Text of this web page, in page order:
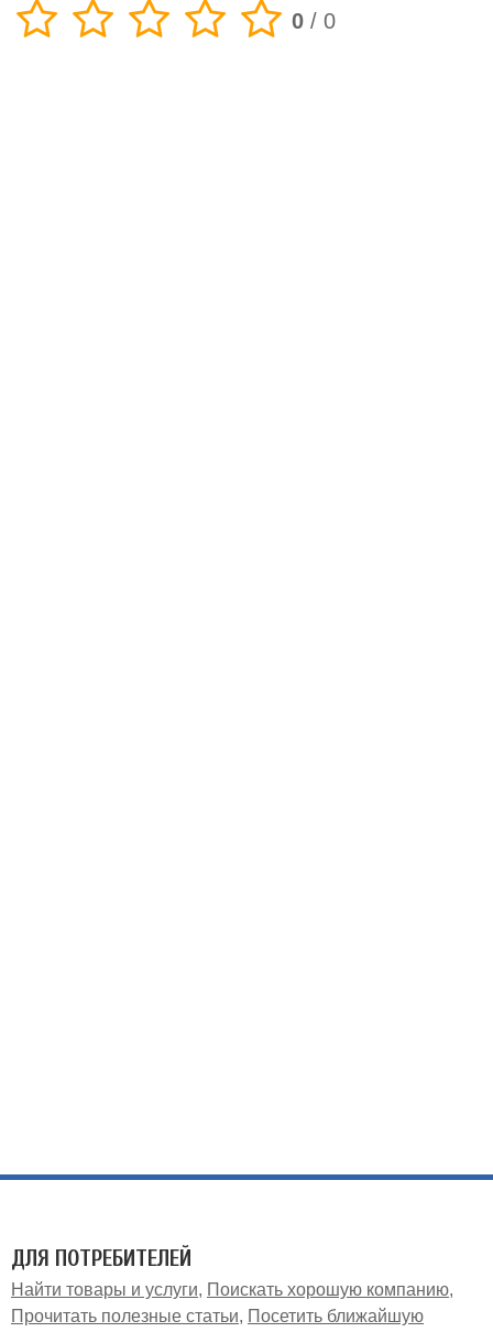
0 / 0
ДЛЯ ПОТРЕБИТЕЛЕЙ
Найти товары и услуги
Поискать хорошую компанию
Прочитать полезные статьи
Посетить ближайшую